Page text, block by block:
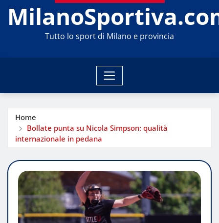
Tutto lo sport di Milano e provincia
Home
Bollate punta su Nicola Simpson: qualità
internazionale in pedana